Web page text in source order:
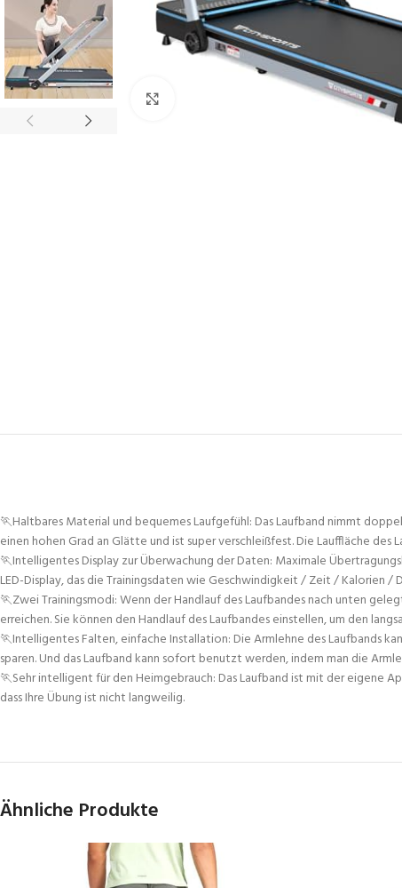
🏃Haltbares Material und bequemes Laufgefühl: Das Laufband nimmt
einen hohen Grad an Glätte und ist super verschleißfest. Die Lauffläche
🏃Intelligentes Display zur Überwachung der Daten: Maximale
LED-Display, das die Trainingsdaten wie Geschwindigkeit / Zeit / Kalorien
🏃Zwei Trainingsmodi: Wenn der Handlauf des Laufbandes nach unten
erreichen. Sie können den Handlauf des Laufbandes einstellen, um den
🏃Intelligentes Falten, einfache Installation: Die Armlehne des Laufbands
sparen. Und das Laufband kann sofort benutzt werden, indem man die
🏃Sehr intelligent für den Heimgebrauch: Das Laufband ist mit der eigene
dass Ihre Übung ist nicht langweilig.
Ähnliche Produkte